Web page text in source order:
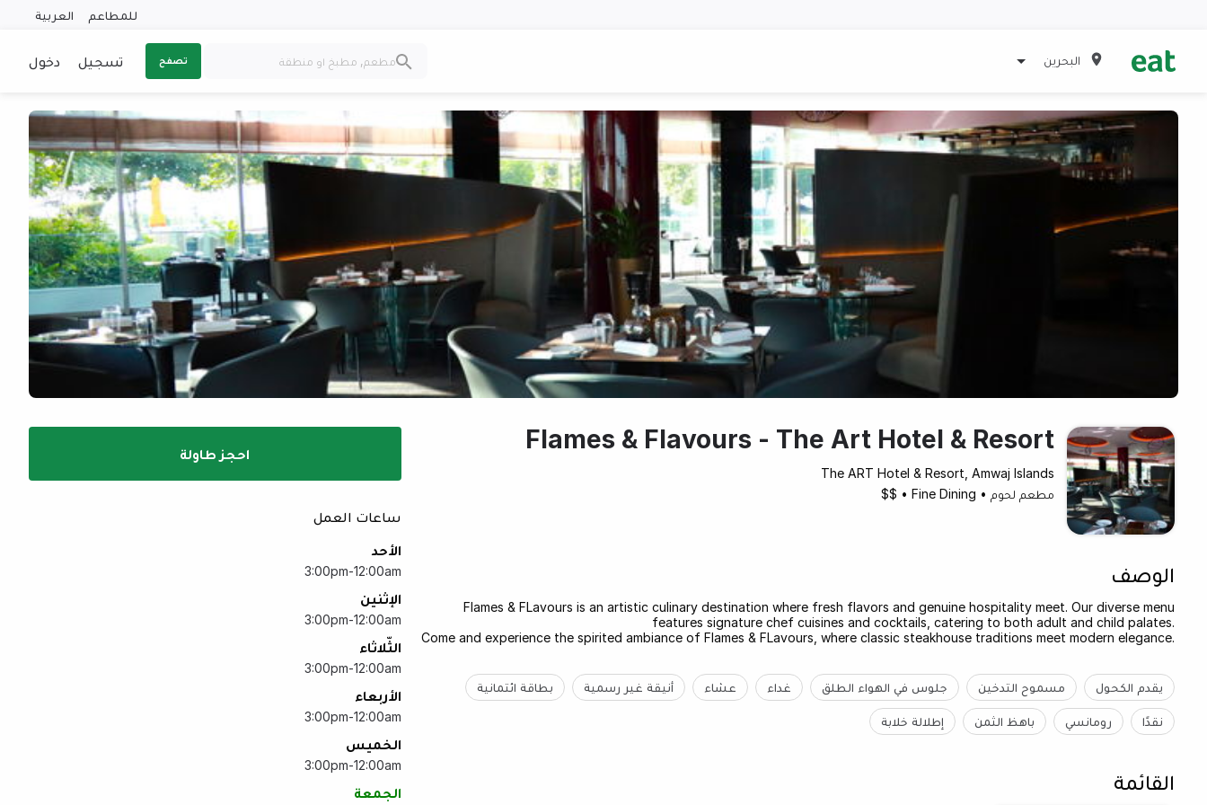
للمطاعم العربية
البحرين تصفح تسجيل دخول
Flames & Flavours - The Art Hotel & Resort
The ART Hotel & Resort, Amwaj Islands
مطعم لحوم •
Fine Dining
•
$$
الوصف
Flames & FLavours is an artistic culinary destination where fresh flavors and genuine hospitality meet. Our diverse menu
features signature chef cuisines and cocktails, catering to both adult and child palates.
Come and experience the spirited ambiance of Flames & FLavours, where classic steakhouse traditions meet modern elegance.
يقدم الكحول مسموح التدخين جلوس في الهواء الطلق غداء عشاء أنيقة غير رسمية بطاقة ائتمانية
نقدًا رومانسي باهظ الثمن إطلالة خلابة
القائمة
احجز طاولة
ساعات العمل
الأحد
3:00pm-12:00am
الإثنين
3:00pm-12:00am
الثّلاثاء
3:00pm-12:00am
الأربعاء
3:00pm-12:00am
الخميس
3:00pm-12:00am
الجمعة